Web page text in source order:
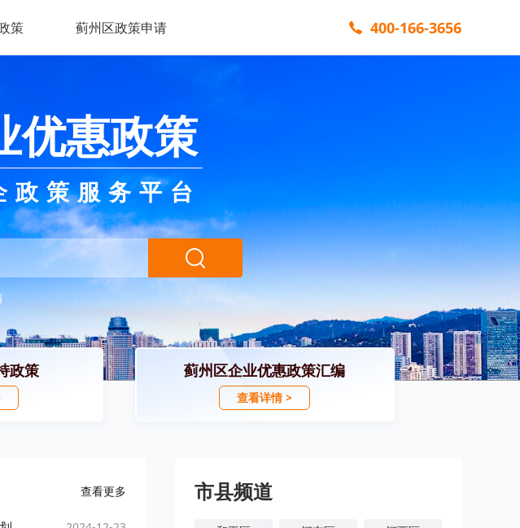
策 蓟州区政策申请 400-166-3656
优惠政策
政策服务平台
政策 蓟州区企业优惠政策汇编
查看详情 >
查看更多 市县频道